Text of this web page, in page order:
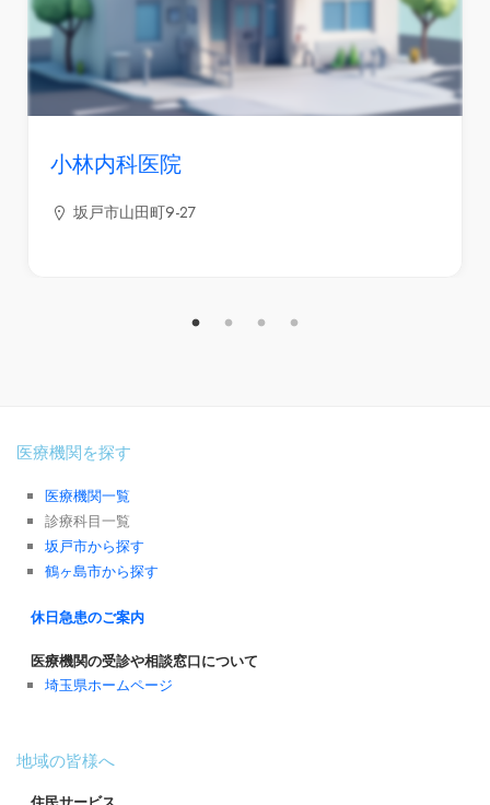
小林内科医院
坂戸市山田町9-27
医療機関を探す
医療機関一覧
診療科目一覧
坂戸市から探す
鶴ヶ島市から探す
休日急患のご案内
医療機関の受診や相談窓口について
埼玉県ホームページ
地域の皆様へ